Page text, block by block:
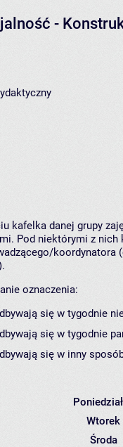
-
kafelka danej grupy
Pod niektórymi z nich
koordynatora
oznaczenia:
się w tygodnie
się w tygodnie
się w inny
Wtorek
Środa